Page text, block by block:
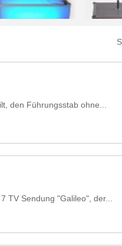
den Führungsstab ohne...
TV Sendung "Galileo", der...